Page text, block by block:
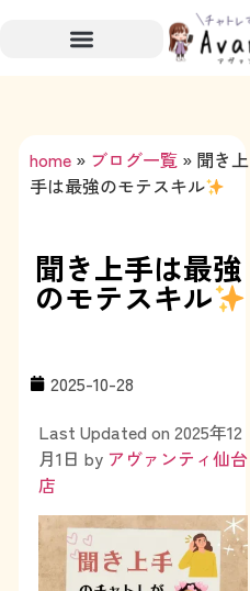
home » ブログ一覧 » 聞き上
手は最強のモテスキル
聞き上手は最強
のモテスキル
2025-10-28
Last Updated on 2025年12
月1日 by アヴァンティ仙台
店